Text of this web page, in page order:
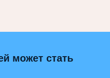
может стать